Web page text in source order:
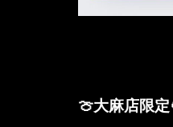
🍈大麻店限